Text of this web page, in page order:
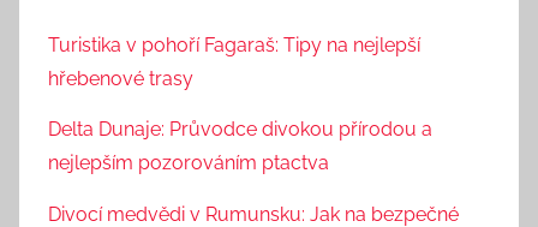
Turistika v pohoří Fagaraš: Tipy na nejlepší
hřebenové trasy
Delta Dunaje: Průvodce divokou přírodou a
nejlepším pozorováním ptactva
Divocí medvědi v Rumunsku: Jak na bezpečné